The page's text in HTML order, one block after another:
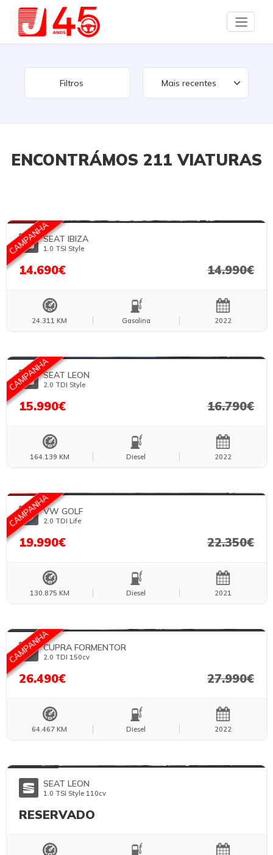
Filtros
ENCONTRÁMOS 211 VIATURAS
CAMPANHASEAT IBIZA
1.0 TSI Style
14.690€ 14.990€
24.311 KM Gasolina 2022
CAMPANHASEAT LEON
2.0 TDI Style
15.990€ 16.790€
164.139 KM Diesel 2022
CAMPANHAVW GOLF
2.0 TDI Life
19.990€ 22.350€
130.875 KM Diesel 2021
CAMPANHACUPRA FORMENTOR
2.0 TDI 150cv
26.490€ 27.990€
64.467 KM Diesel 2022
SEAT LEON
1.0 TSI Style 110cv
RESERVADO